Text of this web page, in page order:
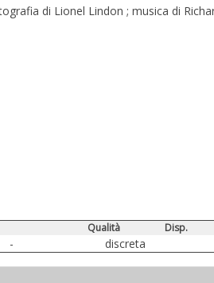
di Lionel Lindon ; musica di
Qualità Disp.
- discreta